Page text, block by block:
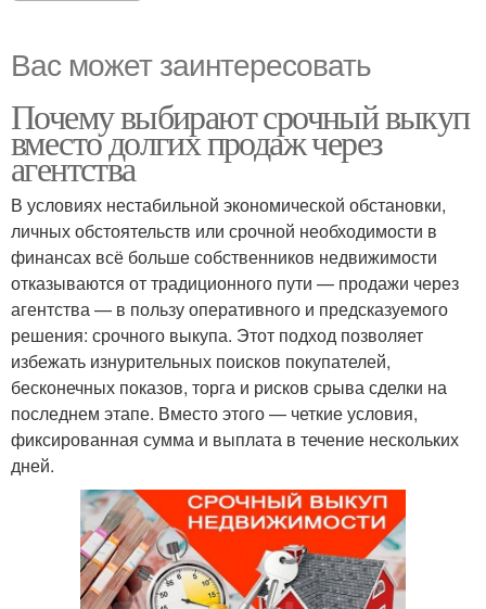
Вас может заинтересовать
Почему выбирают срочный выкуп
вместо долгих продаж через
агентства
В условиях нестабильной экономической обстановки,
личных обстоятельств или срочной необходимости в
финансах всё больше собственников недвижимости
отказываются от традиционного пути — продажи через
агентства — в пользу оперативного и предсказуемого
решения: срочного выкупа. Этот подход позволяет
избежать изнурительных поисков покупателей,
бесконечных показов, торга и рисков срыва сделки на
последнем этапе. Вместо этого — четкие условия,
фиксированная сумма и выплата в течение нескольких
дней.